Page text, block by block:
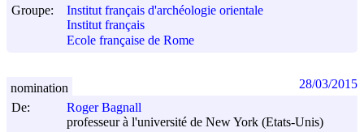
Groupe:
Institut français d'archéologie orientale
Institut français
Ecole française de Rome
De:
Roger Bagnall
professeur à l'université de New York (Etats-Unis)
nomination 28/03/2015